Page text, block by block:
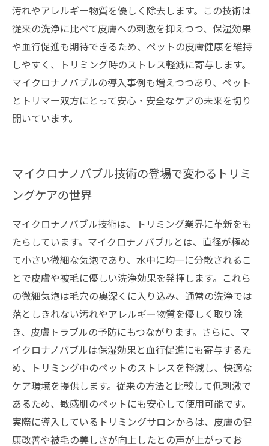
汚れやアレルギー物質を優しく除去します。この技術は
従来の洗浄に比べて皮膚への刺激を抑えつつ、保湿効果
や血行促進も期待できるため、ペットの皮膚健康を維持
しやすく、トリミング時のストレス軽減に寄与します。
マイクロナノバブルの導入事例も増えつつあり、ペット
とトリマー双方にとって安心・安全なケアの未来を切り
開いています。
マイクロナノバブル技術の登場で変わるトリミ
ングケアの世界
マイクロナノバブル技術は、トリミング業界に革新をも
たらしています。マイクロナノバブルとは、直径が極め
て小さい微細な気泡であり、水中に均一に分散されるこ
とで皮膚や被毛に優しい洗浄効果を発揮します。これら
の微細気泡は毛穴の奥深くに入り込み、通常の洗浄では
落としきれない汚れやアレルギー物質を優しく取り除
き、皮膚トラブルの予防にもつながります。さらに、マ
イクロナノバブルは保湿効果と血行促進にも寄与するた
め、トリミング中のペットのストレスを軽減し、快適な
ケア環境を提供します。従来の方法と比較して低刺激で
あるため、敏感肌のペットにも安心して使用可能です。
実際に導入しているトリミングサロンからは、皮膚の健
康改善や被毛の美しさが向上したとの声が上がってお